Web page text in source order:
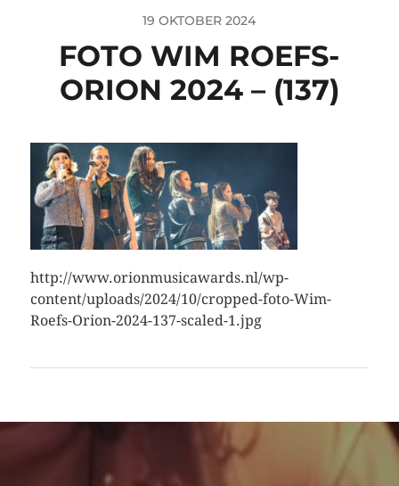
19 OKTOBER 2024
FOTO WIM ROEFS-
ORION 2024 – (137)
http://www.orionmusicawards.nl/wp-
content/uploads/2024/10/cropped-foto-Wim-
Roefs-Orion-2024-137-scaled-1.jpg